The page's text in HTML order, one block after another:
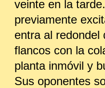
veinte en la
previamente
entra al redondel
flancos con la
planta inmóvil y
Sus oponentes